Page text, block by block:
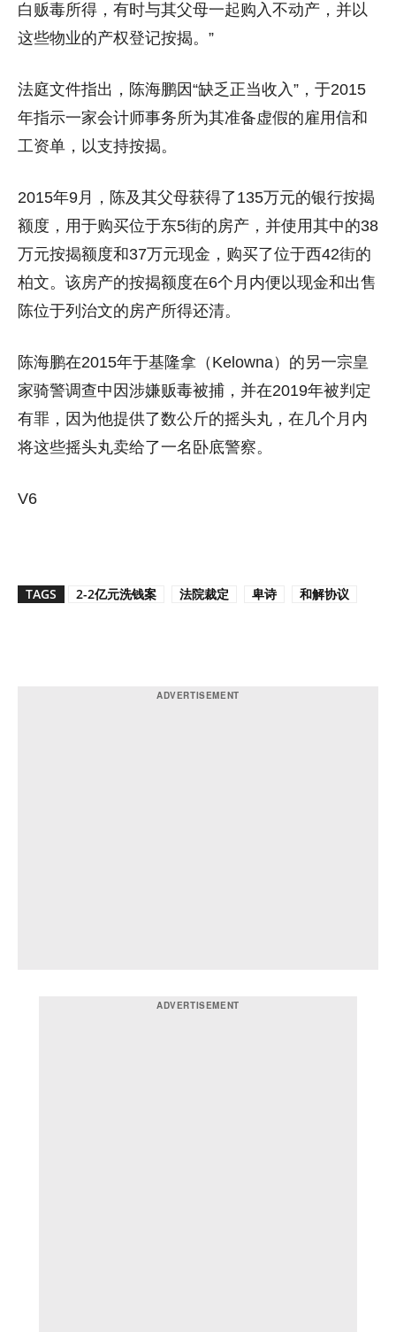
白贩毒所得，有时与其父母一起购入不动产，并以
这些物业的产权登记按揭。”
法庭文件指出，陈海鹏因“缺乏正当收入”，于2015
年指示一家会计师事务所为其准备虚假的雇用信和
工资单，以支持按揭。
2015年9月，陈及其父母获得了135万元的银行按揭
额度，用于购买位于东5街的房产，并使用其中的38
万元按揭额度和37万元现金，购买了位于西42街的
柏文。该房产的按揭额度在6个月内便以现金和出售
陈位于列治文的房产所得还清。
陈海鹏在2015年于基隆拿（Kelowna）的另一宗皇
家骑警调查中因涉嫌贩毒被捕，并在2019年被判定
有罪，因为他提供了数公斤的摇头丸，在几个月内
将这些摇头丸卖给了一名卧底警察。
V6
TAGS 2-2亿元洗钱案 法院裁定 卑诗 和解协议